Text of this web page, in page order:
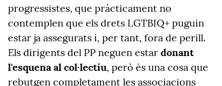
progressistes, que pràcticament no
contemplen que els drets LGTBIQ+ puguin
estar ja assegurats i, per tant, fora de perill.
Els dirigents del PP neguen estar donant
l'esquena al col·lectiu, però és una cosa que
rebutgen completament les associacions